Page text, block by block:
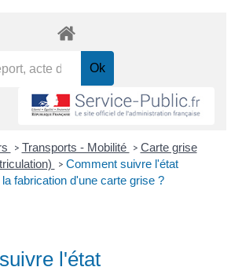
> Transports - Mobilité > Carte grise
> Comment suivre l'état
fabrication d'une carte grise ?
l'état